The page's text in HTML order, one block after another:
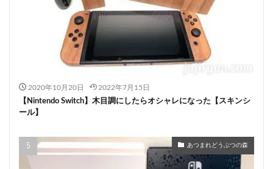
2020年10月20日 2022年7月15日
【Nintendo Switch】木目調にしたらオシャレになった【スキンシ
ール】
あつまれどうぶつの森